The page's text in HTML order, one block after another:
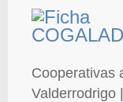
Cooperativas
Valderrodrigo